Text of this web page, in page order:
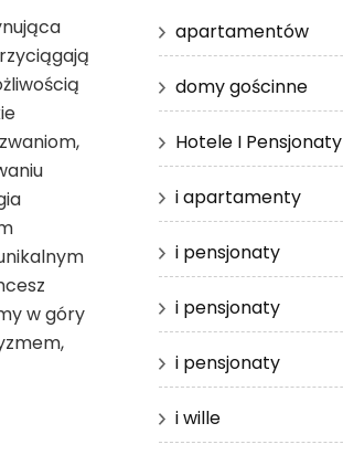
w góry
apartamentów
domy gościnne
Hotele I Pensjonaty
i apartamenty
i pensjonaty
i pensjonaty
i pensjonaty
i wille